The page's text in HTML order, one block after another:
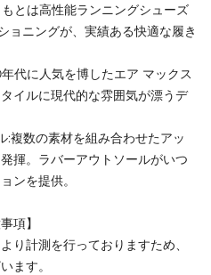
とは高性能ランニングシューズ
ョニングが、実績ある快適な履き
代に人気を博したエア マックス
イルに現代的な雰囲気が漂うデ
:複数の素材を組み合わせたアッ
揮。ラバーアウトソールがいつ
ンを提供。
項】
り計測を行っておりますため、
ます。